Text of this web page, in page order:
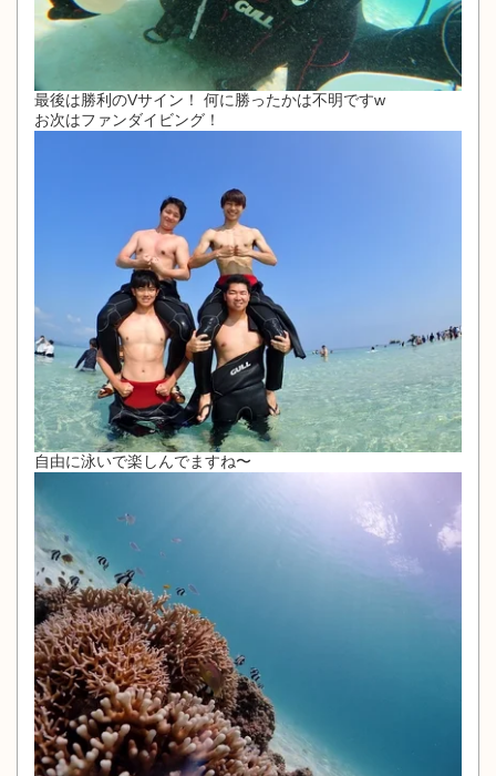
最後は勝利のVサイン！ 何に勝ったかは不明ですw
お次はファンダイビング！
自由に泳いで楽しんでますね〜